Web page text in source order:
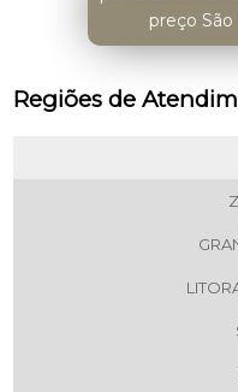
preço
Regiões de